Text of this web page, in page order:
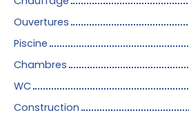
Ouvertures
Piscine
Chambres
WC
Construction